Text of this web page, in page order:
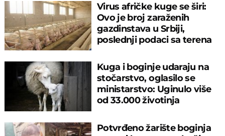
Virus afričke kuge se širi:
Ovo je broj zaraženih
gazdinstava u Srbiji,
poslednji podaci sa terena
Kuga i boginje udaraju na
stočarstvo, oglasilo se
ministarstvo: Uginulo više
od 33.000 životinja
Potvrđeno žarište boginja